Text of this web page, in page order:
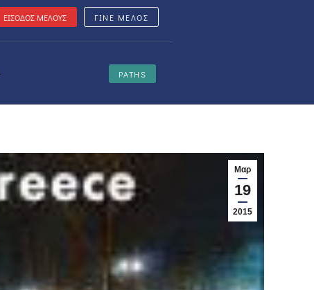
ΕΙΣΟΔΟΣ ΜΕΛΟΥΣ ΓΙΝΕ ΜΕΛΟΣ
PATHS
Μαρ
19
2015